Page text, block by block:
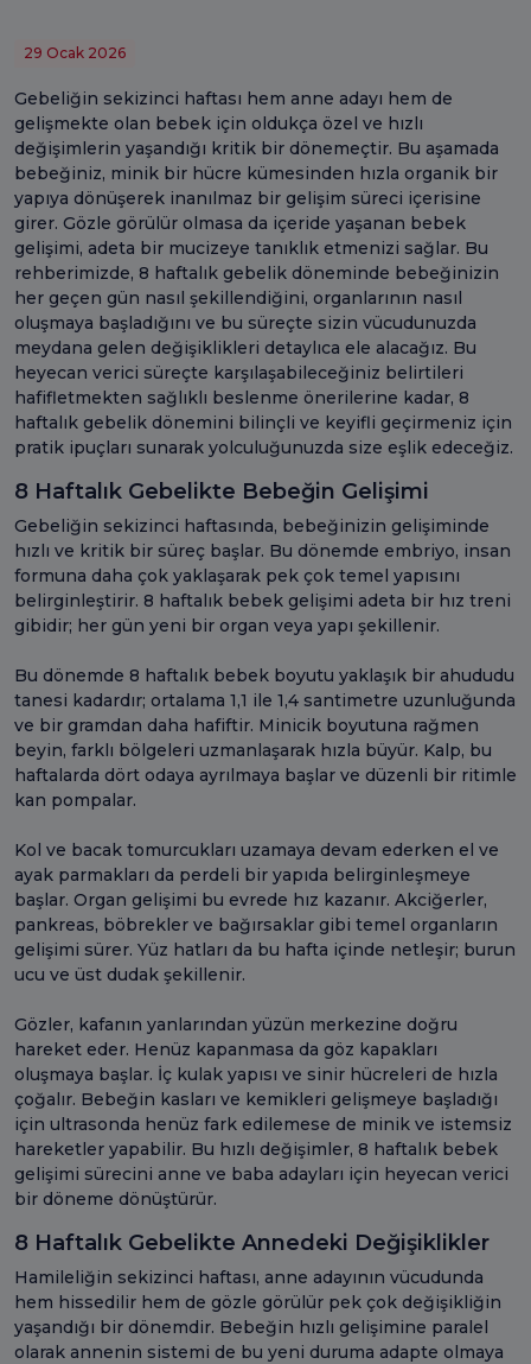
29 Ocak 2026
Gebeliğin sekizinci haftası hem anne adayı hem de
gelişmekte olan bebek için oldukça özel ve hızlı
değişimlerin yaşandığı kritik bir dönemeçtir. Bu aşamada
bebeğiniz, minik bir hücre kümesinden hızla organik bir
yapıya dönüşerek inanılmaz bir gelişim süreci içerisine
girer. Gözle görülür olmasa da içeride yaşanan bebek
gelişimi, adeta bir mucizeye tanıklık etmenizi sağlar. Bu
rehberimizde, 8 haftalık gebelik döneminde bebeğinizin
her geçen gün nasıl şekillendiğini, organlarının nasıl
oluşmaya başladığını ve bu süreçte sizin vücudunuzda
meydana gelen değişiklikleri detaylıca ele alacağız. Bu
heyecan verici süreçte karşılaşabileceğiniz belirtileri
hafifletmekten sağlıklı beslenme önerilerine kadar, 8
haftalık gebelik dönemini bilinçli ve keyifli geçirmeniz için
pratik ipuçları sunarak yolculuğunuzda size eşlik edeceğiz.
8 Haftalık Gebelikte Bebeğin Gelişimi
Gebeliğin sekizinci haftasında, bebeğinizin gelişiminde
hızlı ve kritik bir süreç başlar. Bu dönemde embriyo, insan
formuna daha çok yaklaşarak pek çok temel yapısını
belirginleştirir. 8 haftalık bebek gelişimi adeta bir hız treni
gibidir; her gün yeni bir organ veya yapı şekillenir.
Bu dönemde 8 haftalık bebek boyutu yaklaşık bir ahududu
tanesi kadardır; ortalama 1,1 ile 1,4 santimetre uzunluğunda
ve bir gramdan daha hafiftir. Minicik boyutuna rağmen
beyin, farklı bölgeleri uzmanlaşarak hızla büyür. Kalp, bu
haftalarda dört odaya ayrılmaya başlar ve düzenli bir ritimle
kan pompalar.
Kol ve bacak tomurcukları uzamaya devam ederken el ve
ayak parmakları da perdeli bir yapıda belirginleşmeye
başlar. Organ gelişimi bu evrede hız kazanır. Akciğerler,
pankreas, böbrekler ve bağırsaklar gibi temel organların
gelişimi sürer. Yüz hatları da bu hafta içinde netleşir; burun
ucu ve üst dudak şekillenir.
Gözler, kafanın yanlarından yüzün merkezine doğru
hareket eder. Henüz kapanmasa da göz kapakları
oluşmaya başlar. İç kulak yapısı ve sinir hücreleri de hızla
çoğalır. Bebeğin kasları ve kemikleri gelişmeye başladığı
için ultrasonda henüz fark edilemese de minik ve istemsiz
hareketler yapabilir. Bu hızlı değişimler, 8 haftalık bebek
gelişimi sürecini anne ve baba adayları için heyecan verici
bir döneme dönüştürür.
8 Haftalık Gebelikte Annedeki Değişiklikler
Hamileliğin sekizinci haftası, anne adayının vücudunda
hem hissedilir hem de gözle görülür pek çok değişikliğin
yaşandığı bir dönemdir. Bebeğin hızlı gelişimine paralel
olarak annenin sistemi de bu yeni duruma adapte olmaya